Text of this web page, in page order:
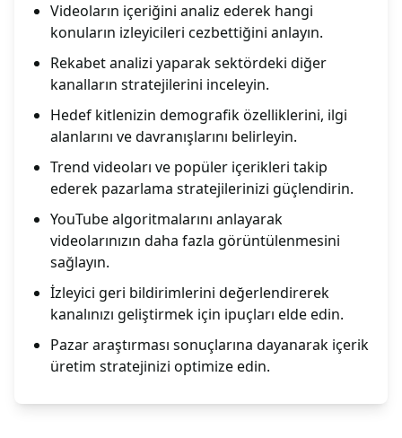
Videoların içeriğini analiz ederek hangi
konuların izleyicileri cezbettiğini anlayın.
Rekabet analizi yaparak sektördeki diğer
kanalların stratejilerini inceleyin.
Hedef kitlenizin demografik özelliklerini, ilgi
alanlarını ve davranışlarını belirleyin.
Trend videoları ve popüler içerikleri takip
ederek pazarlama stratejilerinizi güçlendirin.
YouTube algoritmalarını anlayarak
videolarınızın daha fazla görüntülenmesini
sağlayın.
İzleyici geri bildirimlerini değerlendirerek
kanalınızı geliştirmek için ipuçları elde edin.
Pazar araştırması sonuçlarına dayanarak içerik
üretim stratejinizi optimize edin.